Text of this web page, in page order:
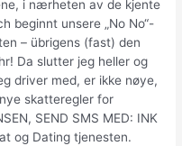
i nærheten av de kjente
beginnt unsere „No No“-
– übrigens (fast) den
Da slutter jeg heller og
driver med, er ikke nøye,
skatteregler for
SEND SMS MED: INK
og Dating tjenesten.